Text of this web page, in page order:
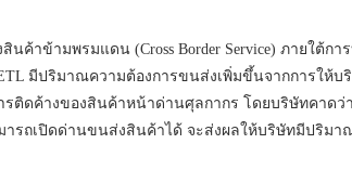
นค้าข้ามพรมแดน (Cross Border Service) ภายใต้ก
มีปริมาณความต้องการขนส่งเพิ่มขึ้นจากการให้บริ
ติดค้างของสินค้าหน้าด่านศุลกากร โดยบริษัทคาด
รถเปิดด่านขนส่งสินค้าได้ จะส่งผลให้บริษัทมีปริมา